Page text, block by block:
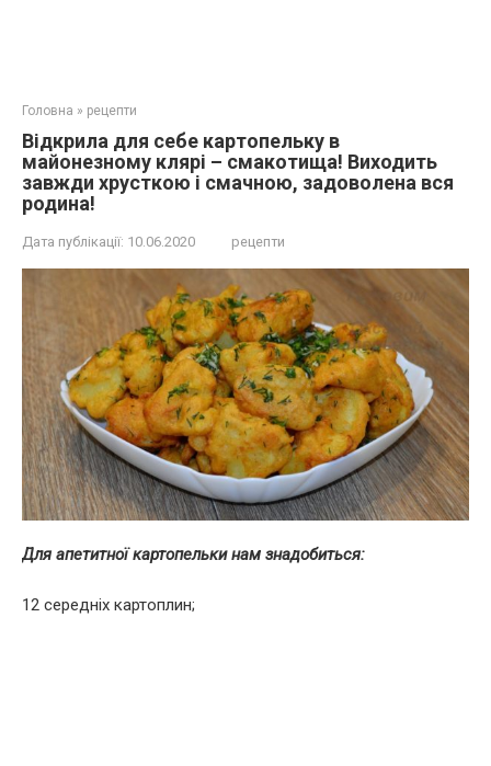
Головна » рецепти
Відкрила для себе картопельку в
майонезному клярі – смакотища! Виходить
завжди хрусткою і смачною, задоволена вся
родина!
Дата публікації: 10.06.2020 рецепти
Для апетитної картопельки нам знадобиться:
12 середніх картоплин;